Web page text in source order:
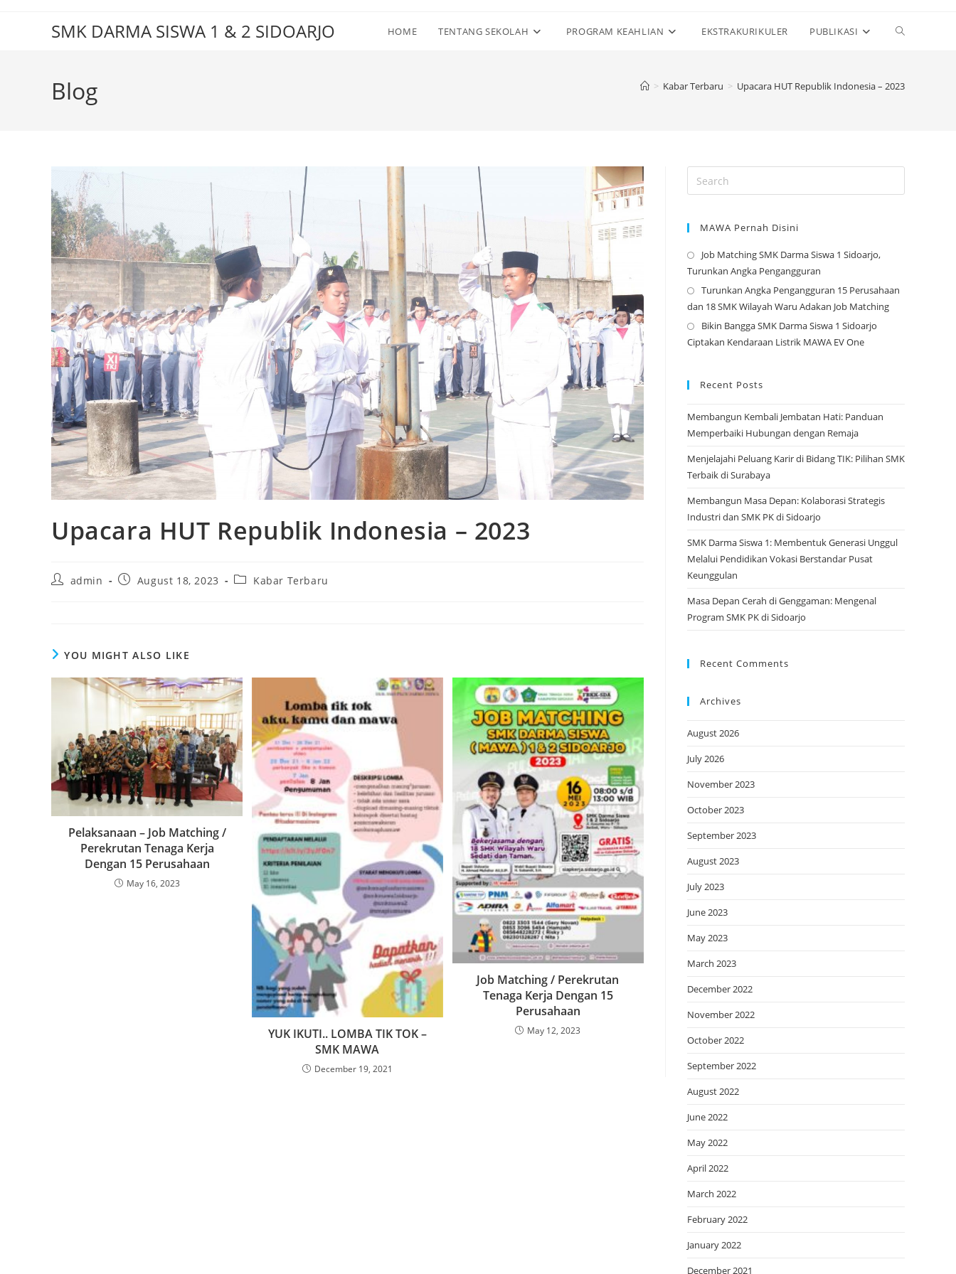
SMK DARMA SISWA 1 & 2 SIDOARJO HOME TENTANG SEKOLAH PROGRAM KEAHLIAN EKSTRAKURIKULER PUBLIKASI Toggle
Blog > Kabar Terbaru > Upacara HUT Republik Indonesia – 2023
Upacara HUT Republik Indonesia – 2023
Postadmin
PostAugust 18, 2023
PostKabar Terbaru
YOU MIGHT ALSO LIKE
Pelaksanaan – Job Matching /
Perekrutan Tenaga Kerja
Dengan 15 Perusahaan
May 16, 2023
YUK IKUTI.. LOMBA TIK TOK –
SMK MAWA
December 19, 2021
Job Matching / Perekrutan
Tenaga Kerja Dengan 15
Perusahaan
May 12, 2023
MAWA Pernah Disini
Job Matching SMK Darma Siswa 1 Sidoarjo,
Turunkan Angka Pengangguran
Turunkan Angka Pengangguran 15 Perusahaan
dan 18 SMK Wilayah Waru Adakan Job Matching
Bikin Bangga SMK Darma Siswa 1 Sidoarjo
Ciptakan Kendaraan Listrik MAWA EV One
Recent Posts
Membangun Kembali Jembatan Hati: Panduan
Memperbaiki Hubungan dengan Remaja
Menjelajahi Peluang Karir di Bidang TIK: Pilihan SMK
Terbaik di Surabaya
Membangun Masa Depan: Kolaborasi Strategis
Industri dan SMK PK di Sidoarjo
SMK Darma Siswa 1: Membentuk Generasi Unggul
Melalui Pendidikan Vokasi Berstandar Pusat
Keunggulan
Masa Depan Cerah di Genggaman: Mengenal
Program SMK PK di Sidoarjo
Recent Comments
Archives
August 2026
July 2026
November 2023
October 2023
September 2023
August 2023
July 2023
June 2023
May 2023
March 2023
December 2022
November 2022
October 2022
September 2022
August 2022
June 2022
May 2022
April 2022
March 2022
February 2022
January 2022
December 2021